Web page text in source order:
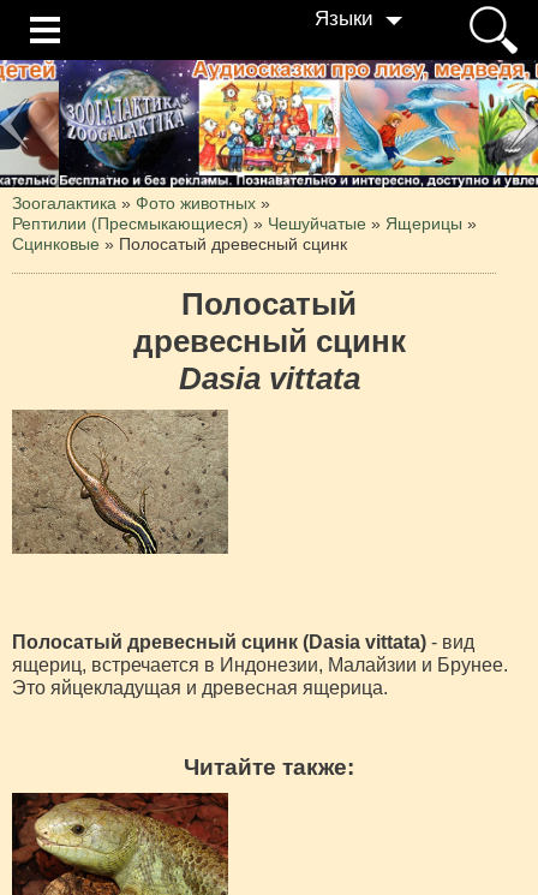
Языки
Зоогалактика » Фото животных »
Рептилии (Пресмыкающиеся) » Чешуйчатые » Ящерицы »
Сцинковые » Полосатый древесный сцинк
Полосатый
древесный сцинк
Dasia vittata
Полосатый древесный сцинк (Dasia vittata) - вид
ящериц, встречается в Индонезии, Малайзии и Брунее.
Это яйцекладущая и древесная ящерица.
Читайте также: